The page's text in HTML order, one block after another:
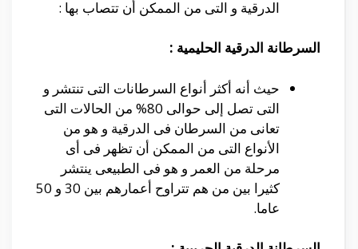
الدرقية و التى من الممكن أن تتصاب بها :
السرطانة الدرقية الحليمية :
حيث أنه أكثر أنواع السرطانات التى تنتشر و
التى تصل إلى حوالى 80% من الحالات التى
تعانى من السرطان فى الدرقية و هو من
الأنواع التى من الممكن أن تظهر فى أى
مرحلة من العمر و هو فى الطبيعى ينتشر
كثيرا بين من هم تتراوح أعمارهم بين 30 و 50
عاما.